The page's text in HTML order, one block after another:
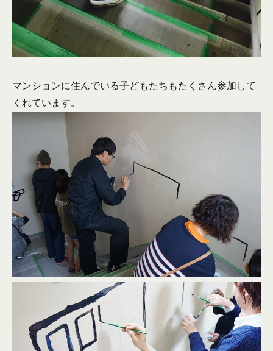
マンションに住んでいる子どもたちもたくさん参加して
くれています。